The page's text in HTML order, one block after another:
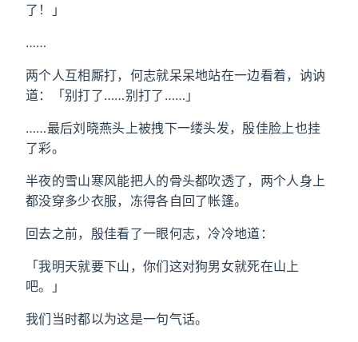
了！」
……
两个人互相厮打，何志就呆呆地站在一边看着，讷讷
道：「别打了……别打了……」
……最后刘晓燕头上被拽下一缕头发，殷佳脸上也挂
了彩。
半夜的雪山寒风能把人的骨头都吹透了，两个人身上
都没穿多少衣服，冻得各自回了帐篷。
回去之前，殷佳看了一眼何志，冷冷地道：
「我明天就要下山，你们这对狗男女就死在山上
吧。」
我们当时都以为这是一句气话。